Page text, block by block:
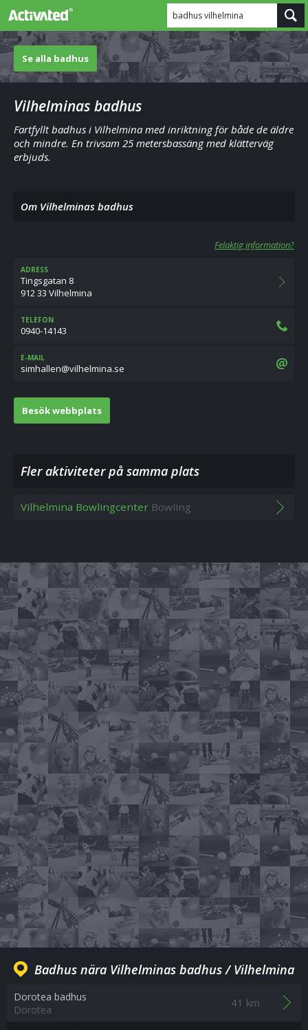
badhus vilhelmina
Se alla badhus
Vilhelminas badhus
Fartfyllt badhus i Vilhelmina med inriktning för både de äldre
och mindre. En trivsam 25 metersbassäng med klätterväg
erbjuds.
Om Vilhelminas badhus
Felaktig information?
ADRESS
Tingsgatan 8
912 33 Vilhelmina
TELEFON
0940-14143
E-MAIL
es.animlehliv@nellahmis
Besök webbplats
Fler aktiviteter på samma plats
Vilhelmina Bowlingcenter Bowling
Badhus nära Vilhelminas badhus / Vilhelmina
Dorotea badhus
Dorotea
41 km